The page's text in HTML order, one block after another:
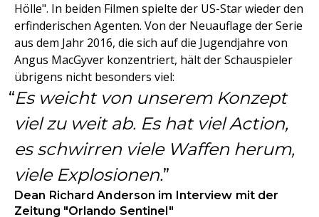
Hölle". In beiden Filmen spielte der US-Star wieder den
erfinderischen Agenten. Von der Neuauflage der Serie
aus dem Jahr 2016, die sich auf die Jugendjahre von
Angus MacGyver konzentriert, hält der Schauspieler
übrigens nicht besonders viel:
Es weicht von unserem Konzept
viel zu weit ab. Es hat viel Action,
es schwirren viele Waffen herum,
viele Explosionen.
Dean Richard Anderson im Interview mit der
Zeitung "Orlando Sentinel"